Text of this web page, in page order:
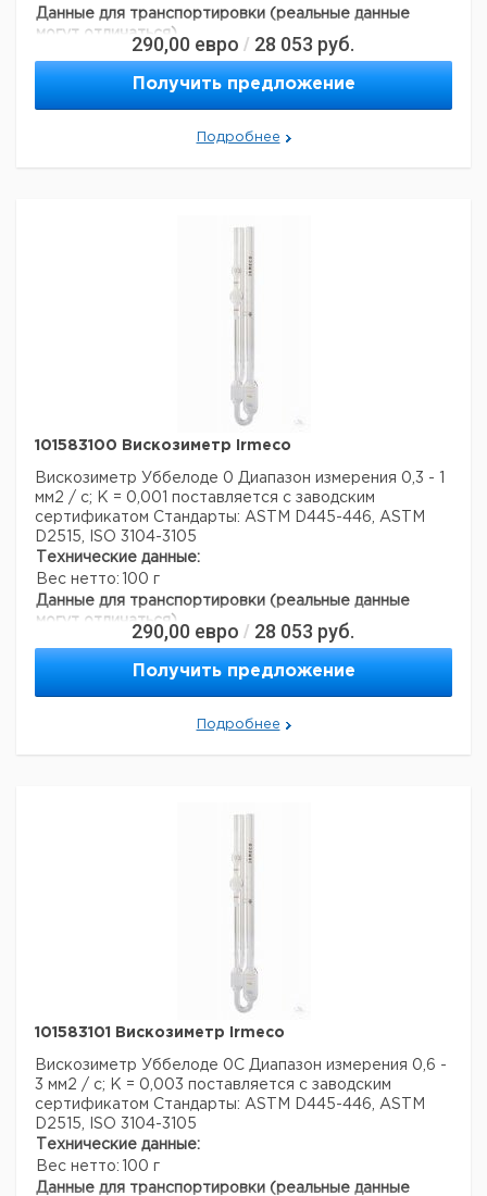
Данные для транспортировки (реальные данные
могут отличаться)
Страна происхождения:Испания
290,00 евро / 28 053 руб.
Получить предложение
Подробнее
101583100 Вискозиметр Irmeco
Вискозиметр Уббелоде 0 Диапазон измерения 0,3 - 1
мм2 / с; К = 0,001 поставляется с заводским
сертификатом Стандарты: ASTM D445-446, ASTM
D2515, ISO 3104-3105
Технические данные:
Вес нетто:
100 г
Данные для транспортировки (реальные данные
могут отличаться)
Страна происхождения:Испания
290,00 евро / 28 053 руб.
Получить предложение
Подробнее
101583101 Вискозиметр Irmeco
Вискозиметр Уббелоде 0C Диапазон измерения 0,6 -
3 мм2 / с; К = 0,003 поставляется с заводским
сертификатом Стандарты: ASTM D445-446, ASTM
D2515, ISO 3104-3105
Технические данные:
Вес нетто:
100 г
Данные для транспортировки (реальные данные